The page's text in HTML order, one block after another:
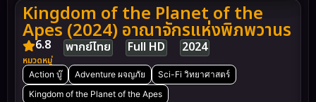
Kingdom of the Planet of the
Apes (2024) อาณาจักรแห่งพิภพวานร
6.8 พากย์ไทย Full HD 2024
หมวดหมู่
Action บู๊ Adventure ผจญภัย
Sci-Fi วิทยาศาสตร์
Kingdom of the Planet of the Apes